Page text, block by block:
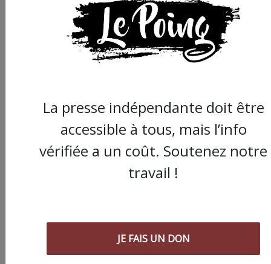
(sans pour autant appeler à la grève…)
La journée de mardi sera donc un nouveau cap
dans la lutte contre cette réforme des retraites,
La presse indépendante doit être
accessible à tous, mais l’info
vérifiée a un coût. Soutenez notre
travail !
JE FAIS UN DON